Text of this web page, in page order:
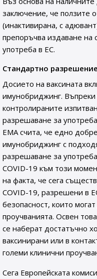
заключение, че ползите
(инактивирана, с
препоръчва издаване на
употреба в ЕС.
Стандартно
Досието на ваксината
имунобриджинг. Въпреки
контролираните
разрешаване за
EMA счита, че едно
имунобриджинг с
разрешаване за
COVID-19 към този
на факта, че сега
COVID-19, разрешени в
безопасност, които
проучванията. Освен
се наберат достатъчно
ваксинирани или в
големи клинични
Сега Европейската